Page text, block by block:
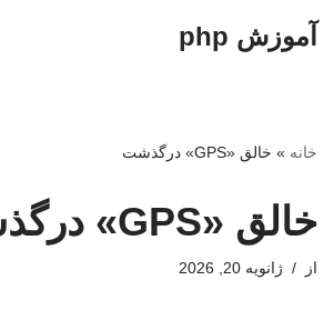
آموزش php
خانه » خالق «GPS» درگذشت
خالق «GPS» درگذشت
از ژانویه 20, 2026